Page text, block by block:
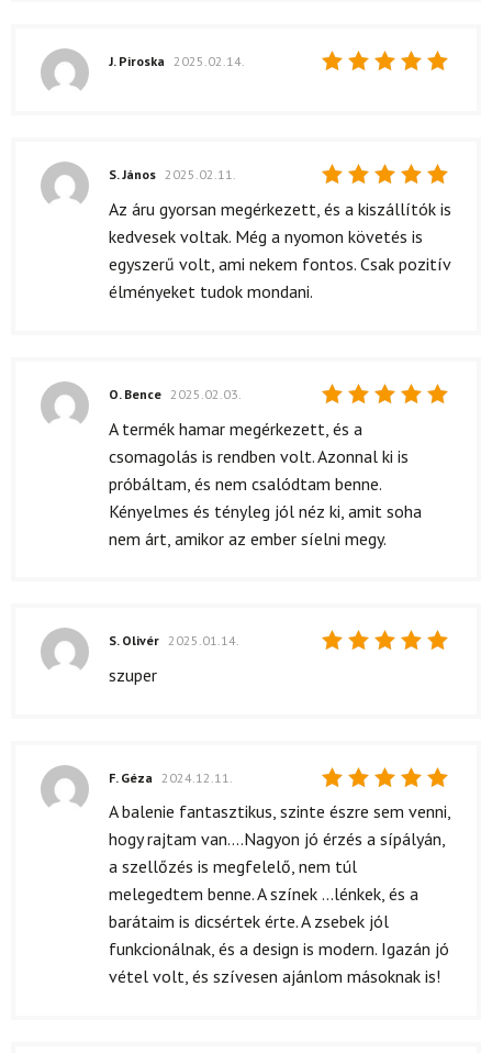
J. Piroska 2025.02.14.
Értékelés:
S. János 2025.02.11.
Az áru gyorsan megérkezett, és a kiszállítók is
kedvesek voltak. Még a nyomon követés is
egyszerű volt, ami nekem fontos. Csak pozitív
élményeket tudok mondani.
Értékelés:
5
O. Bence 2025.02.03.
A termék hamar megérkezett, és a
csomagolás is rendben volt. Azonnal ki is
próbáltam, és nem csalódtam benne.
Kényelmes és tényleg jól néz ki, amit soha
nem árt, amikor az ember síelni megy.
S. Olivér 2025.01.14.
szuper
Értékelés:
F. Géza 2024.12.11.
A balenie fantasztikus, szinte észre sem venni,
hogy rajtam van....Nagyon jó érzés a sípályán,
a szellőzés is megfelelő, nem túl
melegedtem benne. A színek ...lénkek, és a
barátaim is dicsértek érte. A zsebek jól
funkcionálnak, és a design is modern. Igazán jó
vétel volt, és szívesen ajánlom másoknak is!